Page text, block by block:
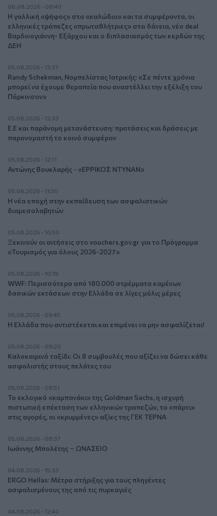
06.08.2026 - 08:40
Η γαλλική «ψήφος» στο «καλώδιο» και τα συμφέροντα, οι
ελληνικές τράπεζες «πρωταθλήτριες» στα δάνεια, νέο deal
Βαρδινογιάννη- Εξάρχου και ο διπλασιασμός των κερδών της
ΔΕΗ
05.08.2026 - 13:37
Randy Schekman, Νομπελίστας Ιατρικής: «Σε πέντε χρόνια
μπορεί να έχουμε θεραπεία που αναστέλλει την εξέλιξη του
Πάρκινσον»
05.08.2026 - 12:33
Ε.Ε και παράνομη μετανάστευση: προτάσεις και δράσεις με
παρονομαστή το κοινό συμφέρον
05.08.2026 - 12:11
Αντώνης Βουκλαρής - «ΕΡΡΙΚΟΣ ΝΤΥΝΑΝ»
05.08.2026 - 11:30
Η νέα εποχή στην εκπαίδευση των ασφαλιστικών
διαμεσολαβητών
05.08.2026 - 10:50
Ξεκινούν οι αιτήσεις στο vouchers.gov.gr για το Πρόγραμμα
«Τουρισμός για όλους 2026-2027»
05.08.2026 - 10:19
WWF: Περισσότερα από 180.000 στρέμματα καμένων
δασικών εκτάσεων στην Ελλάδα σε λίγες μόλις μέρες
05.08.2026 - 09:45
Η Ελλάδα που αντιστέκεται και επιμένει να μην ασφαλίζεται!
05.08.2026 - 09:20
Καλοκαιρινό ταξίδι: Οι 8 συμβουλές που αξίζει να δώσει κάθε
ασφαλιστής στους πελάτες του
05.08.2026 - 08:51
Το εκλογικό «καμπανάκι» της Goldman Sachs, η ισχυρή
πιστωτική επέκταση των ελληνικών τραπεζών, το «πάρτι»
στις αγορές, οι «κρυμμένες» αξίες της ΓΕΚ ΤΕΡΝΑ
05.08.2026 - 08:37
Ιωάννης Μπολέτης – ΩΝΑΣΕΙΟ
04.08.2026 - 15:33
ERGO Hellas: Μέτρα στήριξης για τους πληγέντες
ασφαλισμένους της από τις πυρκαγιές
04.08.2026 - 12:40